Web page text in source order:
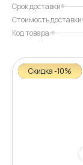
Срок доставки
Стоимость доставки
Код товара:
Скидка -10%